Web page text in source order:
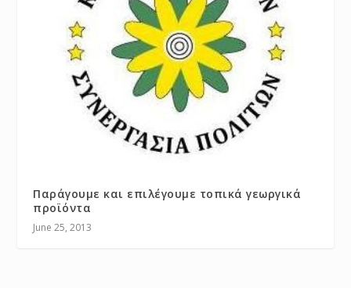
Παράγουμε και επιλέγουμε τοπικά γεωργικά
προϊόντα
June 25, 2013